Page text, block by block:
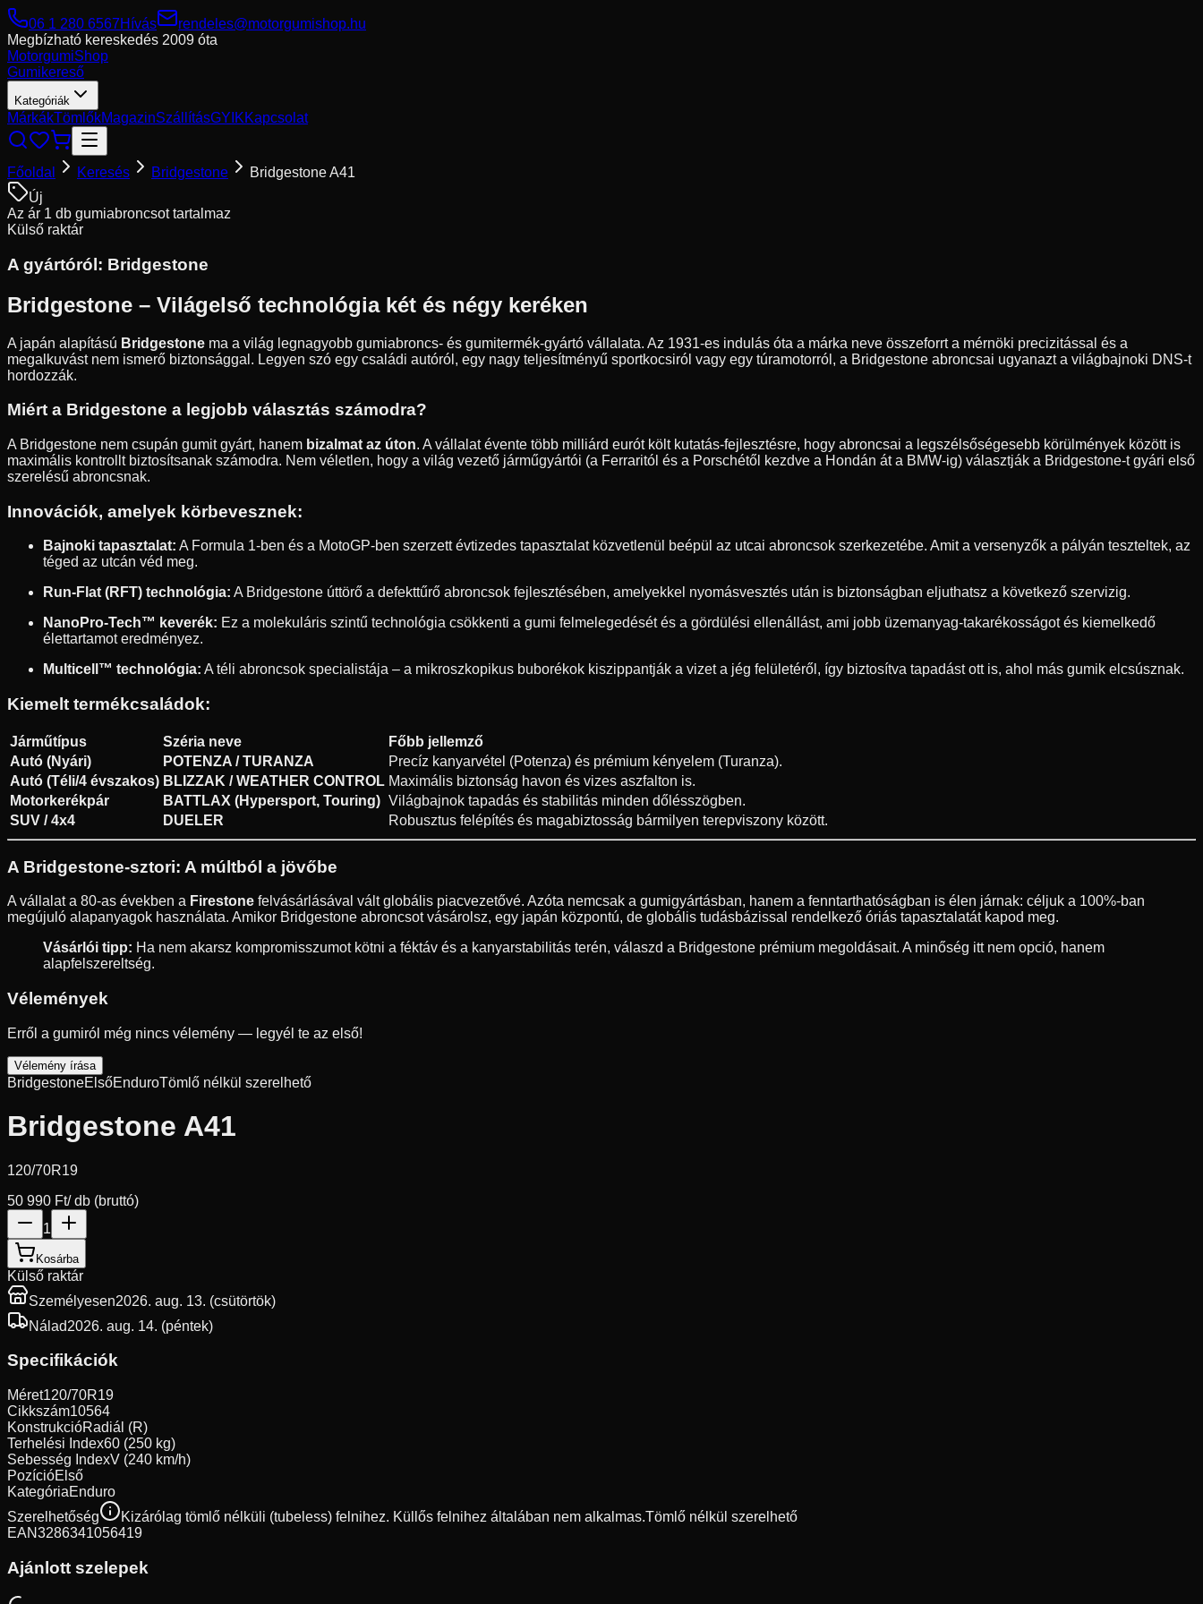
06 1 280 6567Hívás
rendeles@motorgumishop.hu
Megbízható kereskedés 2009 óta
MotorgumiShop
Gumikereső
Kategóriák
MárkákTömlőkMagazinSzállításGYIKKapcsolat
Főoldal Keresés Bridgestone
Bridgestone A41
Új
Az ár 1 db gumiabroncsot tartalmaz
Külső raktár
A gyártóról: Bridgestone
Bridgestone – Világelső technológia két és négy keréken
A japán alapítású Bridgestone ma a világ legnagyobb gumiabroncs- és gumitermék-gyártó vállalata. Az 1931-es indulás óta a márka neve összeforrt a mérnöki precizitással és a
megalkuvást nem ismerő biztonsággal. Legyen szó egy családi autóról, egy nagy teljesítményű sportkocsiról vagy egy túramotorról, a Bridgestone abroncsai ugyanazt a világbajnoki DNS-t
hordozzák.
Miért a Bridgestone a legjobb választás számodra?
A Bridgestone nem csupán gumit gyárt, hanem bizalmat az úton. A vállalat évente több milliárd eurót költ kutatás-fejlesztésre, hogy abroncsai a legszélsőségesebb körülmények között is
maximális kontrollt biztosítsanak számodra. Nem véletlen, hogy a világ vezető járműgyártói (a Ferraritól és a Porschétől kezdve a Hondán át a BMW-ig) választják a Bridgestone-t gyári első
szerelésű abroncsnak.
Innovációk, amelyek körbevesznek:
Bajnoki tapasztalat: A Formula 1-ben és a MotoGP-ben szerzett évtizedes tapasztalat közvetlenül beépül az utcai abroncsok szerkezetébe. Amit a versenyzők a pályán teszteltek, az
téged az utcán véd meg.
Run-Flat (RFT) technológia: A Bridgestone úttörő a defekttűrő abroncsok fejlesztésében, amelyekkel nyomásvesztés után is biztonságban eljuthatsz a következő szervizig.
NanoPro-Tech™ keverék: Ez a molekuláris szintű technológia csökkenti a gumi felmelegedését és a gördülési ellenállást, ami jobb üzemanyag-takarékosságot és kiemelkedő
élettartamot eredményez.
Multicell™ technológia: A téli abroncsok specialistája – a mikroszkopikus buborékok kiszippantják a vizet a jég felületéről, így biztosítva tapadást ott is, ahol más gumik elcsúsznak.
Kiemelt termékcsaládok:
Járműtípus Széria neve
Főbb jellemző
Autó (Nyári)
POTENZA / TURANZA
Precíz kanyarvétel (Potenza) és prémium kényelem (Turanza).
Autó (Téli/4 évszakos) BLIZZAK / WEATHER CONTROL Maximális biztonság havon és vizes aszfalton is.
Motorkerékpár
BATTLAX (Hypersport, Touring) Világbajnok tapadás és stabilitás minden dőlésszögben.
SUV / 4x4
DUELER Robusztus felépítés és magabiztosság bármilyen terepviszony között.
A Bridgestone-sztori: A múltból a jövőbe
A vállalat a 80-as években a Firestone felvásárlásával vált globális piacvezetővé. Azóta nemcsak a gumigyártásban, hanem a fenntarthatóságban is élen járnak: céljuk a 100%-ban
megújuló alapanyagok használata. Amikor Bridgestone abroncsot vásárolsz, egy japán központú, de globális tudásbázissal rendelkező óriás tapasztalatát kapod meg.
Vásárlói tipp: Ha nem akarsz kompromisszumot kötni a féktáv és a kanyarstabilitás terén, válaszd a Bridgestone prémium megoldásait. A minőség itt nem opció, hanem
alapfelszereltség.
Vélemények
Erről a gumiról még nincs vélemény — legyél te az első!
Vélemény írása
BridgestoneElsőEnduroTömlő nélkül szerelhető
Bridgestone A41
120/70R19
50 990 Ft/ db (bruttó)
1
Kosárba
Külső raktár
Személyesen2026. aug. 13. (csütörtök)
Nálad2026. aug. 14. (péntek)
Specifikációk
Méret120/70R19
Cikkszám10564
KonstrukcióRadiál (R)
Terhelési Index60 (250 kg)
Sebesség IndexV (240 km/h)
PozícióElső
KategóriaEnduro
Szerelhetőség
Kizárólag tömlő nélküli (tubeless) felnihez. Küllős felnihez általában nem alkalmas.Tömlő nélkül szerelhető
EAN3286341056419
Ajánlott szelepek